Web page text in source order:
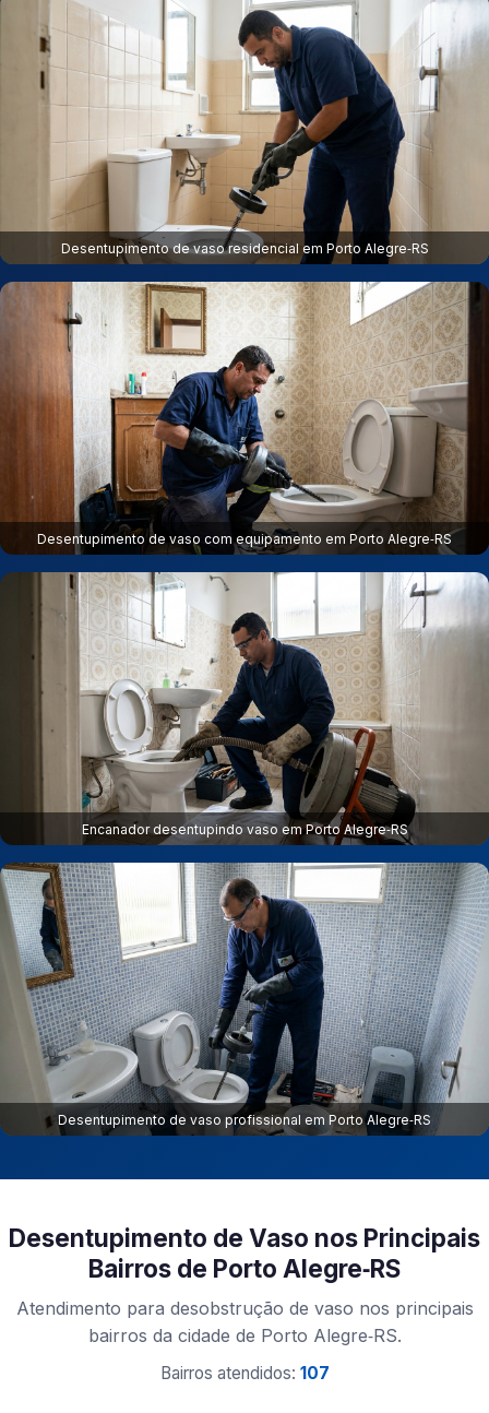
Desentupimento de vaso residencial em Porto Alegre‑RS
Desentupimento de vaso com equipamento em Porto Alegre‑RS
Encanador desentupindo vaso em Porto Alegre‑RS
Desentupimento de vaso profissional em Porto Alegre‑RS
Desentupimento de Vaso nos Principais
Bairros de Porto Alegre‑RS
Atendimento para desobstrução de vaso nos principais
bairros da cidade de Porto Alegre‑RS.
Bairros atendidos: 107